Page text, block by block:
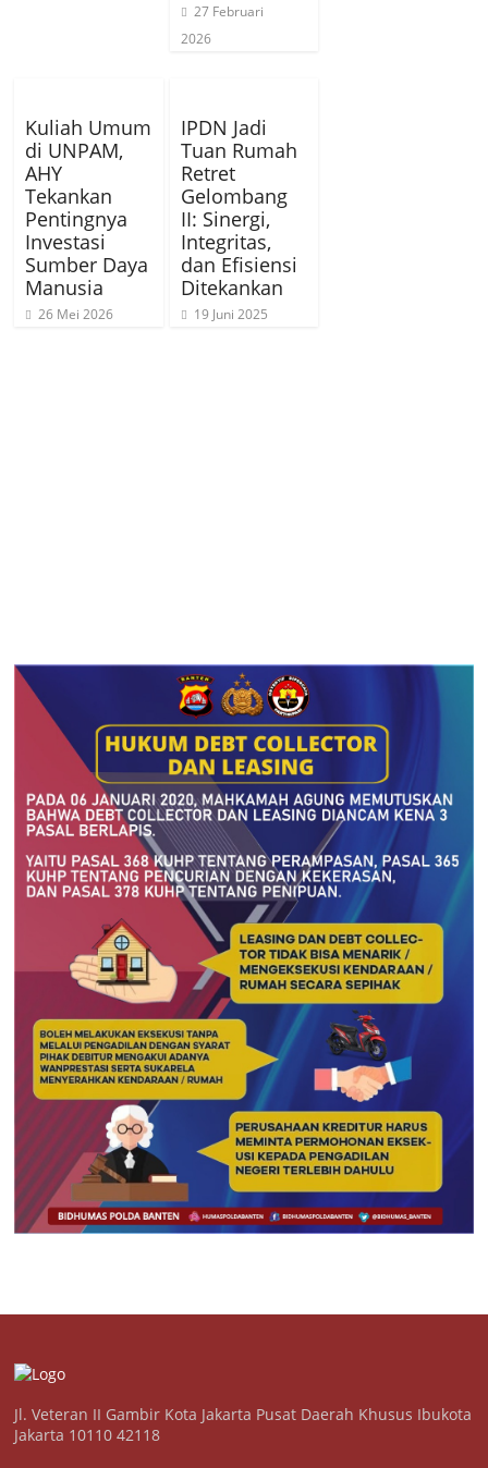
27 Februari
2026
Kuliah Umum
di UNPAM,
AHY
Tekankan
Pentingnya
Investasi
Sumber Daya
Manusia
26 Mei 2026
IPDN Jadi
Tuan Rumah
Retret
Gelombang
II: Sinergi,
Integritas,
dan Efisiensi
Ditekankan
19 Juni 2025
Jl. Veteran II Gambir Kota Jakarta Pusat Daerah Khusus Ibukota
Jakarta 10110 42118